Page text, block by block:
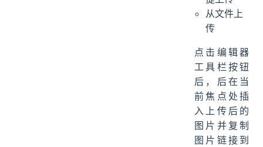
从文件上
传
点击编辑器
工具栏按钮
后，后在当
前焦点处插
入上传后的
图片并复制
图片链接到